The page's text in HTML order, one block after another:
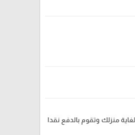
منزلك وتقوم بالدفع نقدا